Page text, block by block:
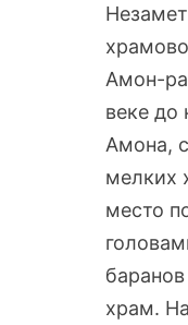
Амон-
веке до
Амона,
мелких
место
храм.